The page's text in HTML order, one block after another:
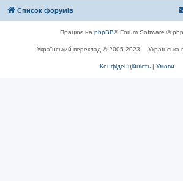
Список форумів
Працює на phpBB® Forum Software ©
Український переклад © 2005-2023 Українська
Конфіденційність | Умови